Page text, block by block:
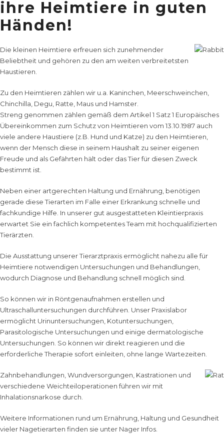
ihre Heimtiere in guten
Händen!
Die kleinen Heimtiere erfreuen sich zunehmender
Beliebtheit und gehören zu den am weiten verbreitetsten
Haustieren.
Zu den Heimtieren zählen wir u.a. Kaninchen, Meerschweinchen,
Chinchilla, Degu, Ratte, Maus und Hamster.
Streng genommen zählen gemäß dem Artikel 1 Satz 1 Europäisches
Übereinkommen zum Schutz von Heimtieren vom 13.10.1987 auch
viele andere Haustiere (z.B. Hund und Katze) zu den Heimtieren,
wenn der Mensch diese in seinem Haushalt zu seiner eigenen
Freude und als Gefährten hält oder das Tier für diesen Zweck
bestimmt ist.
Neben einer artgerechten Haltung und Ernährung, benötigen
gerade diese Tierarten im Falle einer Erkrankung schnelle und
fachkundige Hilfe. In unserer gut ausgestatteten Kleintierpraxis
erwartet Sie ein fachlich kompetentes Team mit hochqualifizierten
Tierärzten.
Die Ausstattung unserer Tierarztpraxis ermöglicht nahezu alle für
Heimtiere notwendigen Untersuchungen und Behandlungen,
wodurch Diagnose und Behandlung schnell möglich sind.
So können wir in Röntgenaufnahmen erstellen und
Ultraschalluntersuchungen durchführen. Unser Praxislabor
ermöglicht Urinuntersuchungen, Kotuntersuchungen,
Parasitologische Untersuchungen und einige dermatologische
Untersuchungen. So können wir direkt reagieren und die
erforderliche Therapie sofort einleiten, ohne lange Wartezeiten.
Zahnbehandlungen Wundversorgungen Kastrationen und
verschiedene Weichteiloperationenführen wir mit
Inhalationsnarkose durch.
Weitere Informationen rund um Ernährung, Haltung und Gesundheit
vieler Nagetierarten finden sie unter Nager Infos